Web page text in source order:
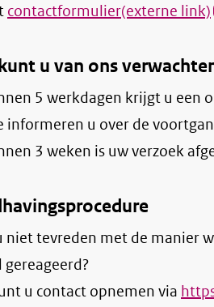
contactformulier(externe link)
u van ons
5 werkdagen krijgt u een
informeren u over de
3 weken is uw verzoek
niet tevreden met de manier
u contact opnemen via